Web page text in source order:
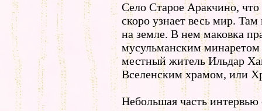
Село Старое Аракчино,
скоро узнает весь мир.
на земле. В нем маковка
мусульманским минаретом
местный житель Ильдар
Вселенским храмом, или
Небольшая часть